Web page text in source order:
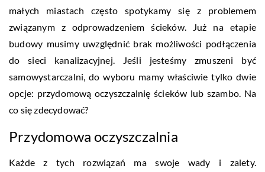
małych miastach często spotykamy się z problemem
związanym z odprowadzeniem ścieków. Już na etapie
budowy musimy uwzględnić brak możliwości podłączenia
do sieci kanalizacyjnej. Jeśli jesteśmy zmuszeni być
samowystarczalni, do wyboru mamy właściwie tylko dwie
opcje: przydomową oczyszczalnię ścieków lub szambo. Na
co się zdecydować?
Przydomowa oczyszczalnia
Każde z tych rozwiązań ma swoje wady i zalety.